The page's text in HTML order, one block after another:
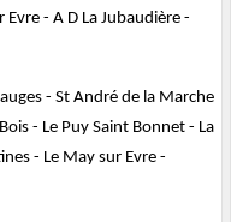
- A D La Jubaudière -
- St André de la Marche
- Le Puy Saint Bonnet - La
- Le May sur Evre -